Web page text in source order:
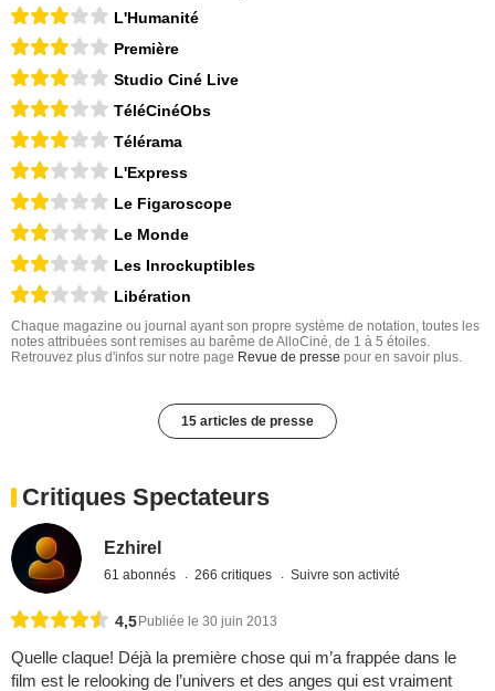
L'Humanité
Première
Studio Ciné Live
TéléCinéObs
Télérama
L'Express
Le Figaroscope
Le Monde
Les Inrockuptibles
Libération
Chaque magazine ou journal ayant son propre système de notation, toutes les
notes attribuées sont remises au barême de AlloCiné, de 1 à 5 étoiles.
Retrouvez plus d'infos sur notre page Revue de presse pour en savoir plus.
15 articles de presse
Critiques Spectateurs
Ezhirel
61 abonnés 266 critiques Suivre son activité
4,5Publiée le 30 juin 2013
Quelle claque! Déjà la première chose qui m’a frappée dans le
film est le relooking de l’univers et des anges qui est vraiment